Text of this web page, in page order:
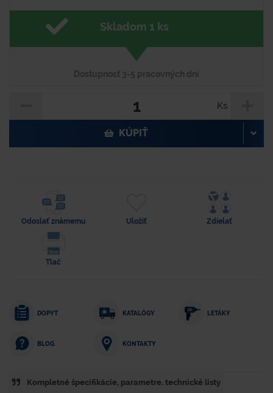
Skladom 1 ks
Dostupnosť 3-5 pracovných dní
Ks
KÚPIŤ
Odoslať známemu Uložiť Zdielať
Tlač
DOPYT KATALÓGY LETÁKY
BLOG KONTAKTY
Kompletné špecifikácie, parametre. technické listy